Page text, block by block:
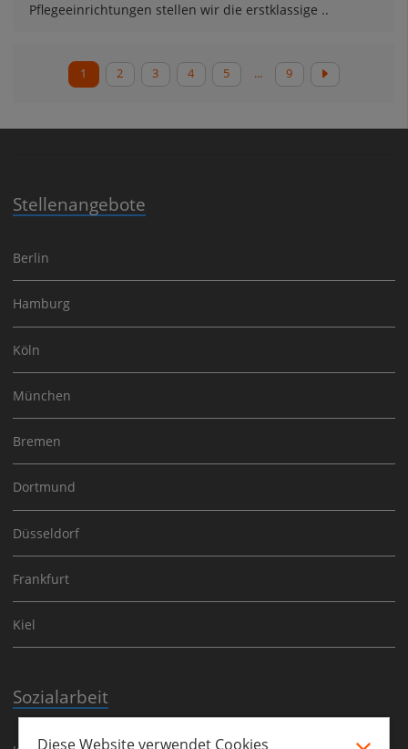
Pflegeeinrichtungen stellen wir die erstklassige ..
1 2 3 4 5 ... 9
Stellenangebote
Berlin
Hamburg
Köln
München
Bremen
Dortmund
Düsseldorf
Frankfurt
Kiel
Sozialarbeit
Diese Website verwendet Cookies